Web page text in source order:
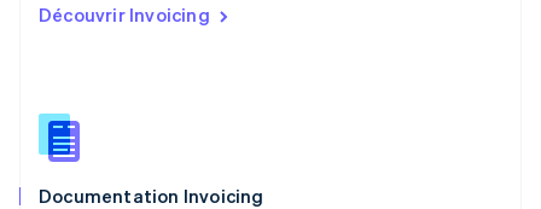
Découvrir Invoicing
Documentation Invoicing
PortuguêsEnglish
English
Roumanie
Royaume-Uni